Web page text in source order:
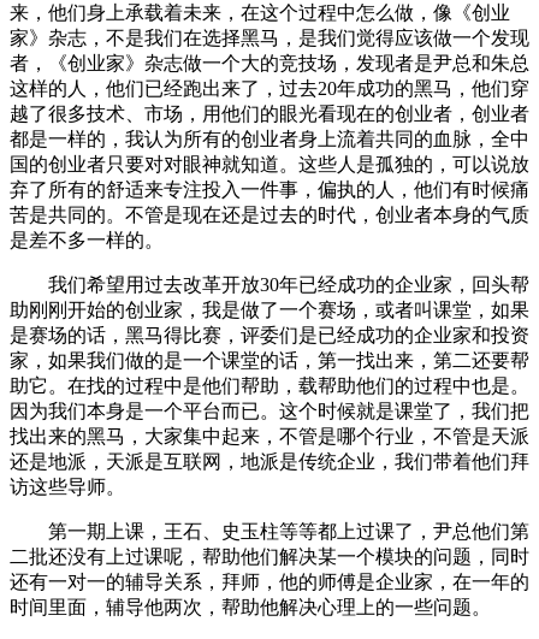
来，他们身上承载着未来，在这个过程中怎么做，像《创业
家》杂志，不是我们在选择黑马，是我们觉得应该做一个发现
者，《创业家》杂志做一个大的竞技场，发现者是尹总和朱总
这样的人，他们已经跑出来了，过去20年成功的黑马，他们穿
越了很多技术、市场，用他们的眼光看现在的创业者，创业者
都是一样的，我认为所有的创业者身上流着共同的血脉，全中
国的创业者只要对对眼神就知道。这些人是孤独的，可以说放
弃了所有的舒适来专注投入一件事，偏执的人，他们有时候痛
苦是共同的。不管是现在还是过去的时代，创业者本身的气质
是差不多一样的。
我们希望用过去改革开放30年已经成功的企业家，回头帮
助刚刚开始的创业家，我是做了一个赛场，或者叫课堂，如果
是赛场的话，黑马得比赛，评委们是已经成功的企业家和投资
家，如果我们做的是一个课堂的话，第一找出来，第二还要帮
助它。在找的过程中是他们帮助，载帮助他们的过程中也是。
因为我们本身是一个平台而已。这个时候就是课堂了，我们把
找出来的黑马，大家集中起来，不管是哪个行业，不管是天派
还是地派，天派是互联网，地派是传统企业，我们带着他们拜
访这些导师。
第一期上课，王石、史玉柱等等都上过课了，尹总他们第
二批还没有上过课呢，帮助他们解决某一个模块的问题，同时
还有一对一的辅导关系，拜师，他的师傅是企业家，在一年的
时间里面，辅导他两次，帮助他解决心理上的一些问题。